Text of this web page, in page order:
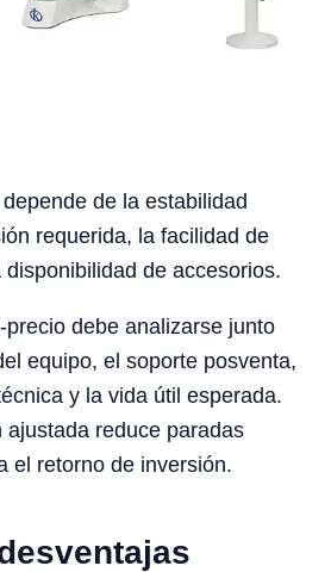
de la estabilidad
requerida, la facilidad de
de accesorios.
debe analizarse junto
equipo, el soporte posventa,
y la vida útil esperada.
ajustada reduce paradas
el retorno de inversión.